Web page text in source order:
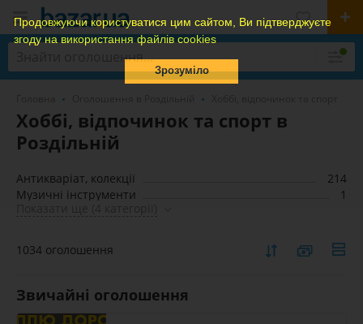
Продовжуючи користуватися цим сайтом, Ви підтверджуєте
згоду на використання файлів cookies
Зрозуміло
Хоббі, відпочинок та спорт в
Роздільній
Антикваріат, колекції
214
Музичні інструменти
1
1034 оголошення
Звичайні оголошення